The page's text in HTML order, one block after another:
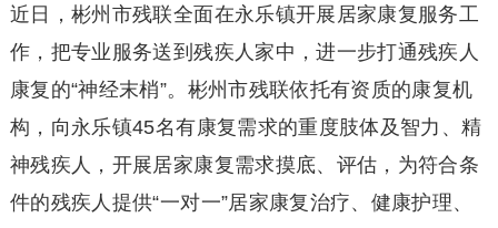
近日，彬州市残联全面在永乐镇开展居家康复服务工
作，把专业服务送到残疾人家中，进一步打通残疾人
康复的“神经末梢”。彬州市残联依托有资质的康复机
构，向永乐镇45名有康复需求的重度肢体及智力、精
神残疾人，开展居家康复需求摸底、评估，为符合条
件的残疾人提供“一对一”居家康复治疗、健康护理、